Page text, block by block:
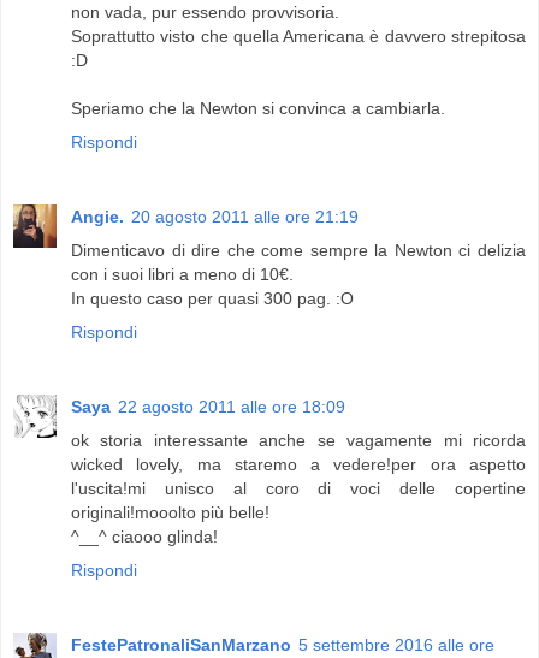
non vada, pur essendo provvisoria.
Soprattutto visto che quella Americana è davvero strepitosa
:D
Speriamo che la Newton si convinca a cambiarla.
Rispondi
Angie. 20 agosto 2011 alle ore 21:19
Dimenticavo di dire che come sempre la Newton ci delizia
con i suoi libri a meno di 10€.
In questo caso per quasi 300 pag. :O
Rispondi
Saya 22 agosto 2011 alle ore 18:09
ok storia interessante anche se vagamente mi ricorda
wicked lovely, ma staremo a vedere!per ora aspetto
l'uscita!mi unisco al coro di voci delle copertine
originali!mooolto più belle!
^__^ ciaooo glinda!
Rispondi
FestePatronaliSanMarzano 5 settembre 2016 alle ore